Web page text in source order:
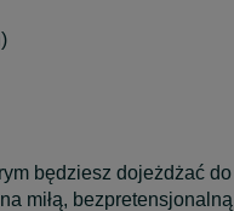
będziesz dojeżdżać
miłą,